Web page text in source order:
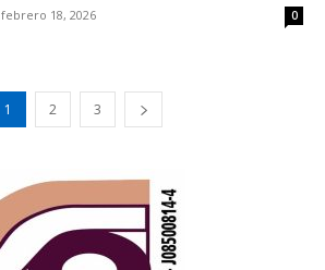
febrero 18, 2026 0
1 2 3